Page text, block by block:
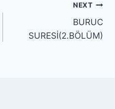
NEXT
BURUC
SURESİ(2.BÖLÜM)